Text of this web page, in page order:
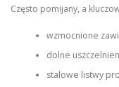
Często pomijany, a
wzmocnione
dolne
stalowe listwy